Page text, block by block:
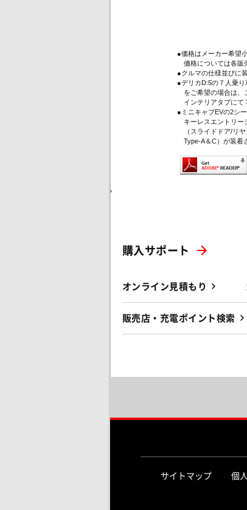
●価格はメーカー希望
価格については各販
●クルマの仕様並びに
●デリカD:5の７人乗
をご希望の場合は、
インテリアタブにて
●ミニキャブEVの2シ
キーレスエントリー
（スライドドア/リヤ
Type-A＆C）が装着
'
購入サポート
オンライン見積もり
販売店・充電ポイント検索
サイトマップ 個